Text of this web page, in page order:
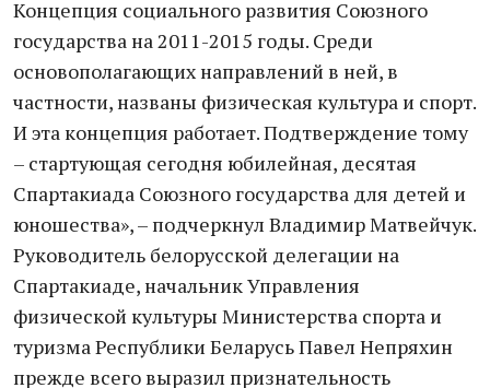
Концепция социального развития Союзного
государства на 2011-2015 годы. Среди
основополагающих направлений в ней, в
частности, названы физическая культура и спорт.
И эта концепция работает. Подтверждение тому
– стартующая сегодня юбилейная, десятая
Спартакиада Союзного государства для детей и
юношества», – подчеркнул Владимир Матвейчук.
Руководитель белорусской делегации на
Спартакиаде, начальник Управления
физической культуры Министерства спорта и
туризма Республики Беларусь Павел Непряхин
прежде всего выразил признательность